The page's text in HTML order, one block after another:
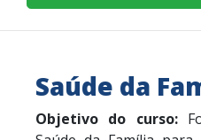
Saúde da
Objetivo do curso: